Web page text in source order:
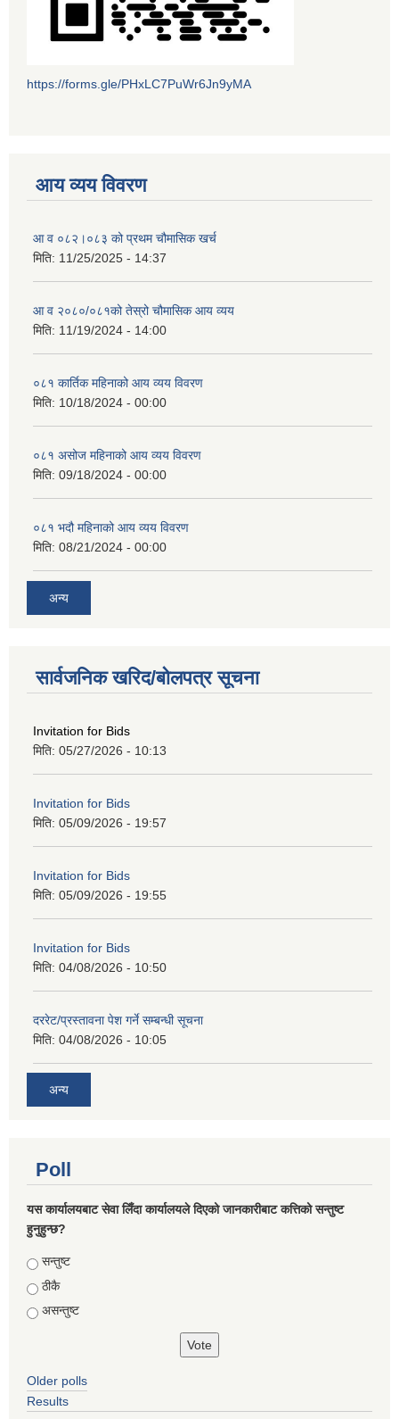
https://forms.gle/PHxLC7PuWr6Jn9yMA
आय व्यय विवरण
आ व ०८२।०८३ को प्रथम चौमासिक खर्च
मिति: 11/25/2025 - 14:37
आ व २०८०/०८१को तेस्रो चौमासिक आय व्यय
मिति: 11/19/2024 - 14:00
०८१ कार्तिक महिनाको आय व्यय विवरण
मिति: 10/18/2024 - 00:00
०८१ असोज महिनाको आय व्यय विवरण
मिति: 09/18/2024 - 00:00
०८१ भदौ महिनाको आय व्यय विवरण
मिति: 08/21/2024 - 00:00
अन्य
सार्वजनिक खरिद/बोलपत्र सूचना
Invitation for Bids
मिति: 05/27/2026 - 10:13
Invitation for Bids
मिति: 05/09/2026 - 19:57
Invitation for Bids
मिति: 05/09/2026 - 19:55
Invitation for Bids
मिति: 04/08/2026 - 10:50
दररेट/प्रस्तावना पेश गर्ने सम्बन्धी सूचना
मिति: 04/08/2026 - 10:05
अन्य
Poll
यस कार्यालयबाट सेवा लिँदा कार्यालयले दिएको जानकारीबाट कत्तिको सन्तुष्ट
हुनुहुन्छ?
Choices
सन्तुष्ट
ठीकै
असन्तुष्ट
Older polls
Results